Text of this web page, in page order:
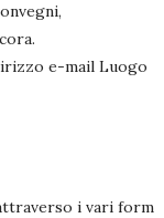
e-mail Luogo
i vari form